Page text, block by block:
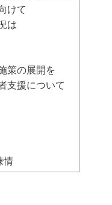
けて
は
策の展開を
支援について
情